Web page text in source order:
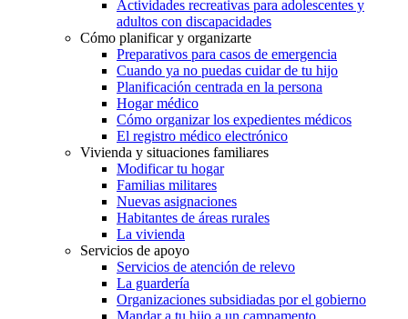
Actividades recreativas para adolescentes y
adultos con discapacidades
Cómo planificar y organizarte
Preparativos para casos de emergencia
Cuando ya no puedas cuidar de tu hijo
Planificación centrada en la persona
Hogar médico
Cómo organizar los expedientes médicos
El registro médico electrónico
Vivienda y situaciones familiares
Modificar tu hogar
Familias militares
Nuevas asignaciones
Habitantes de áreas rurales
La vivienda
Servicios de apoyo
Servicios de atención de relevo
La guardería
Organizaciones subsidiadas por el gobierno
Mandar a tu hijo a un campamento